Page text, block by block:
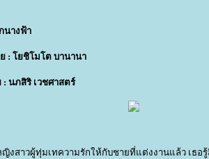
นางฟ้า
: โยชิโมโต บานานา
นภสิริ เวชศาสตร์
งสาวผู้ทุ่มเทความรักให้กับชายที่แต่งงานแล้ว เธอ